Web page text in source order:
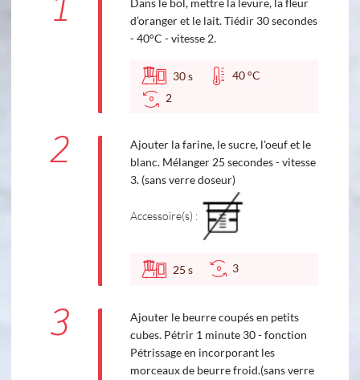
1
Dans le bol, mettre la levure, la fleur
d’oranger et le lait. Tiédir 30 secondes
- 40°C - vitesse 2.
30s
40 °C
2
2
Ajouter la farine, le sucre, l'oeuf et le
blanc. Mélanger 25 secondes - vitesse
3. (sans verre doseur)
Accessoire(s) :
25 s 3
3
Ajouter le beurre coupés en petits
cubes. Pétrir 1 minute 30 - fonction
Pétrissage en incorporant les
morceaux de beurre froid.(sans verre